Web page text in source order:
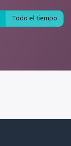
Todo el tiempo